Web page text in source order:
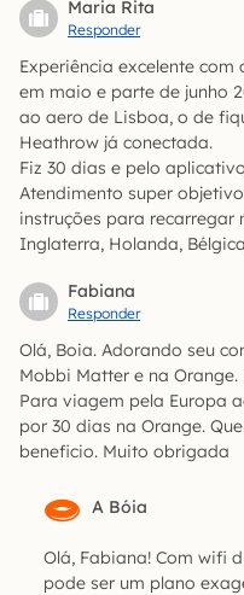
Maria Rita
Responder
Experiência excelente com
em maio e parte de junho
ao aero de Lisboa, o de
Heathrow já conectada.
Fiz 30 dias e pelo
Atendimento super
instruções para recarregar
Inglaterra, Holanda,
Fabiana
Responder
Olá, Boia. Adorando seu
Mobbi Matter e na
Para viagem pela Europa
por 30 dias na Orange.
beneficio. Muito obrigada
A Bóia
Olá, Fabiana! Com wifi
pode ser um plano